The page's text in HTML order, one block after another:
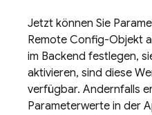
Jetzt können Sie
Remote Config-Objekt
im Backend festlegen,
aktivieren, sind diese
verfügbar. Andernfalls
Parameterwerte in der